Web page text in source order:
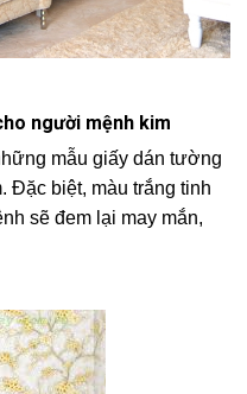
người mệnh kim
mẫu giấy dán tường
Đặc biệt, màu trắng tinh
sẽ đem lại may mắn,